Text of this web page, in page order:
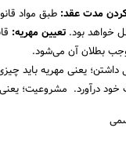
مدت عقد: طبق مواد
خواهد بود. تعیین مهریه:
بطلان آن می‌شود.
داشتن؛ یعنی مهریه باید
خود درآورد. مشروعیت؛